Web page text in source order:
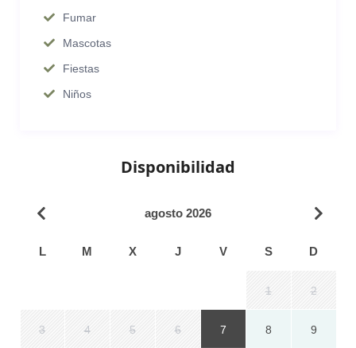
Fumar
Mascotas
Fiestas
Niños
Disponibilidad
agosto 2026
L M X J V S D
1 2
3 4 5 6 7 8 9